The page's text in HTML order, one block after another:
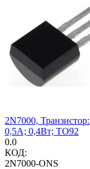
2N7000,
0,5А; 0,4Вт; TO92
0.0
КОД:
2N7000-ONS